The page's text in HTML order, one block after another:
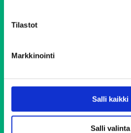
Tilastot
Markkinointi
Salli kaikki
Salli valinta